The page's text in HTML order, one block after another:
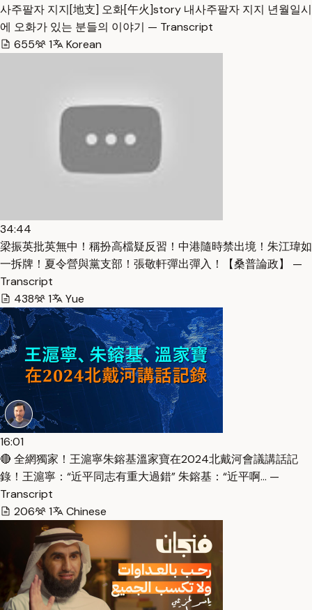
사주팔자 지지[地支] 오화[午火]story 내사주팔자 지지 년월일시
에 오화가 있는 분들의 이야기 — Transcript
655
1 Korean
34:44
梁振英批英無中！稱扮高檔疑反習！中港隨時禁出境！朱江瑋如
一拆牌！夏令營與黨支部！張敬軒彈出彈入！【桑普論政】 —
Transcript
438
1 Yue
16:01
🔴 全網獨家！王滬寧朱鎔基溫家寶在2024北戴河會議講話記
錄！王滬寧：“近平同志有重大過錯” 朱鎔基：“近平啊… —
Transcript
206
1 Chinese